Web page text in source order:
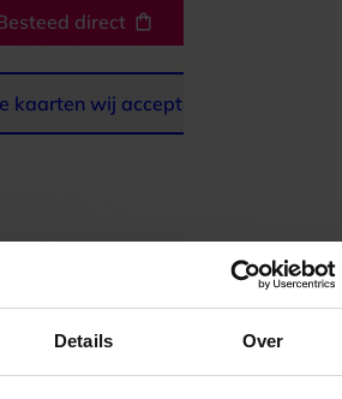
Details Over
direct
kaarten wij accepteren